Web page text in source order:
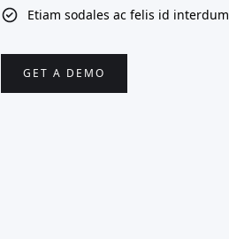
Etiam sodales ac felis id interdum
GET A DEMO